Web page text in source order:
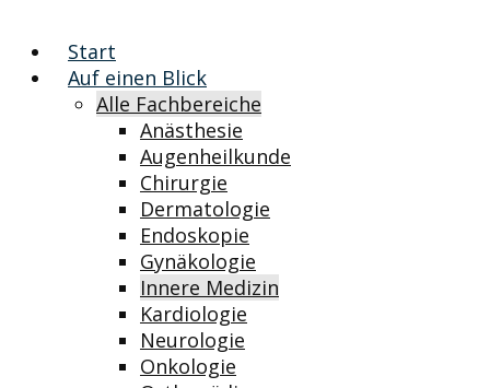
Start
Auf einen Blick
Alle Fachbereiche
Anästhesie
Augenheilkunde
Chirurgie
Dermatologie
Endoskopie
Gynäkologie
Innere Medizin
Kardiologie
Neurologie
Onkologie